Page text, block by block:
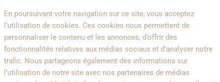
En poursuivant votre navigation sur ce site, vous acceptez
l’utilisation de cookies. Ces cookies nous permettent de
personnaliser le contenu et les annonces, d’offrir des
fonctionnalités relatives aux médias sociaux et d’analyser notre
trafic. Nous partageons également des informations sur
l’utilisation de notre site avec nos partenaires de médias